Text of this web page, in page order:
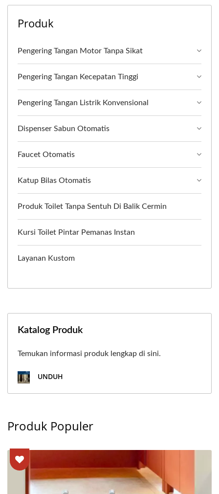
Produk
Pengering Tangan Motor Tanpa Sikat
Pengering Tangan Kecepatan Tinggi
Pengering Tangan Listrik Konvensional
Dispenser Sabun Otomatis
Faucet Otomatis
Katup Bilas Otomatis
Produk Toilet Tanpa Sentuh Di Balik Cermin
Kursi Toilet Pintar Pemanas Instan
Layanan Kustom
Katalog Produk
Temukan informasi produk lengkap di sini.
UNDUH
Produk Populer